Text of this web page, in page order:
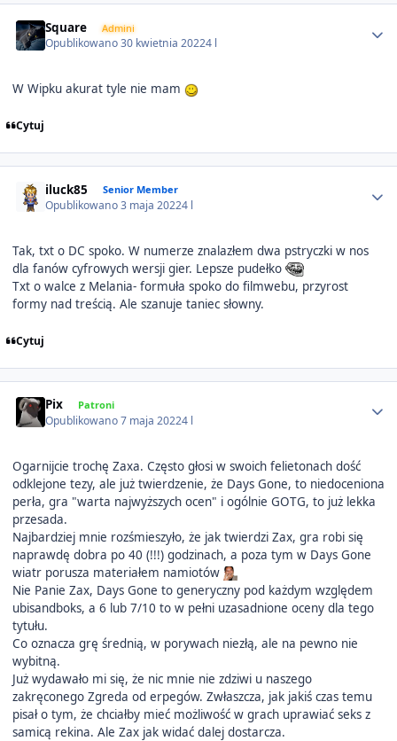
Square Admini
Opublikowano30 kwietnia 20224 l
W Wipku akurat tyle nie mam
Cytuj
iluck85 Senior Member
Opublikowano3 maja 20224 l
Tak, txt o DC spoko. W numerze znalazłem dwa pstryczki w nos
dla fanów cyfrowych wersji gier. Lepsze pudełko
Txt o walce z Melania- formuła spoko do filmwebu, przyrost
formy nad treścią. Ale szanuje taniec słowny.
Cytuj
Pix Patroni
Opublikowano7 maja 20224 l
Ogarnijcie trochę Zaxa. Często głosi w swoich felietonach dość
odklejone tezy, ale już twierdzenie, że Days Gone, to niedoceniona
perła, gra "warta najwyższych ocen" i ogólnie GOTG, to już lekka
przesada.
Najbardziej mnie rozśmieszyło, że jak twierdzi Zax, gra robi się
naprawdę dobra po 40 (!!!) godzinach, a poza tym w Days Gone
wiatr porusza materiałem namiotów
Nie Panie Zax, Days Gone to generyczny pod każdym względem
ubisandboks, a 6 lub 7/10 to w pełni uzasadnione oceny dla tego
tytułu.
Co oznacza grę średnią, w porywach niezłą, ale na pewno nie
wybitną.
Już wydawało mi się, że nic mnie nie zdziwi u naszego
zakręconego Zgreda od erpegów. Zwłaszcza, jak jakiś czas temu
pisał o tym, że chciałby mieć możliwość w grach uprawiać seks z
samicą rekina. Ale Zax jak widać dalej dostarcza.